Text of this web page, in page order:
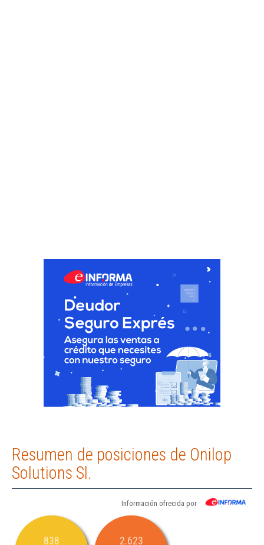
Resumen de posiciones de Onilop
Solutions Sl.
Información ofrecida por
838 2.623